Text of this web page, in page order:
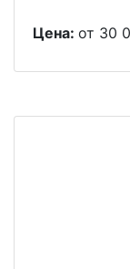
Цена: от 30